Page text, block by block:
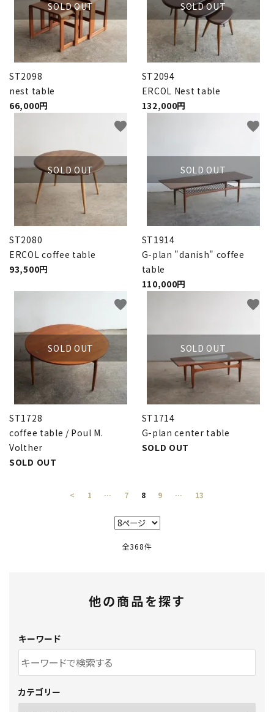
SOLD OUT
ST2098
nest table
66,000円
SOLD OUT
ST2094
ERCOL Nest table
132,000円
SOLD OUT
ST2080
ERCOL coffee table
93,500円
favorite
SOLD OUT
ST1914
G-plan "danish" coffee
table
110,000円
favorite
SOLD OUT
ST1728
coffee table / Poul M.
Volther
SOLD OUT
favorite
SOLD OUT
ST1714
G-plan center table
SOLD OUT
favorite
< 1 … 7 8 9 … 13
全368件
他の商品を探す
キーワード
カテゴリー